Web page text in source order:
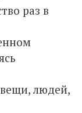
раз в
вещи, людей,